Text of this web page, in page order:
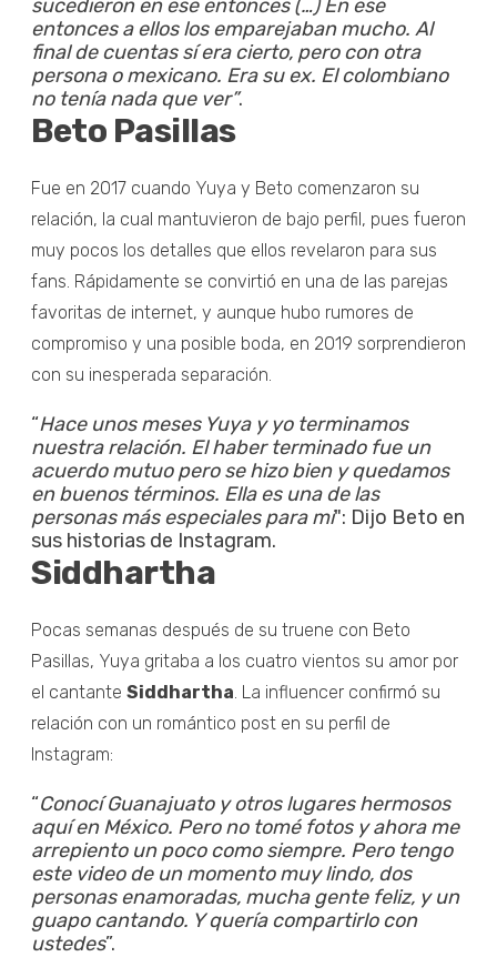
sucedieron en ese entonces (…) En ese
entonces a ellos los emparejaban mucho. Al
final de cuentas sí era cierto, pero con otra
persona o mexicano. Era su ex. El colombiano
no tenía nada que ver”.
Beto Pasillas
Fue en 2017 cuando Yuya y Beto comenzaron su
relación, la cual mantuvieron de bajo perfil, pues fueron
muy pocos los detalles que ellos revelaron para sus
fans. Rápidamente se convirtió en una de las parejas
favoritas de internet, y aunque hubo rumores de
compromiso y una posible boda, en 2019 sorprendieron
con su inesperada separación.
“Hace unos meses Yuya y yo terminamos
nuestra relación. El haber terminado fue un
acuerdo mutuo pero se hizo bien y quedamos
en buenos términos. Ella es una de las
personas más especiales para mi": Dijo Beto en
sus historias de Instagram.
Siddhartha
Pocas semanas después de su truene con Beto
Pasillas, Yuya gritaba a los cuatro vientos su amor por
el cantante Siddhartha . La influencer confirmó su
relación con un romántico post en su perfil de
Instagram:
“Conocí Guanajuato y otros lugares hermosos
aquí en México. Pero no tomé fotos y ahora me
arrepiento un poco como siempre. Pero tengo
este video de un momento muy lindo, dos
personas enamoradas, mucha gente feliz, y un
guapo cantando. Y quería compartirlo con
ustedes”.